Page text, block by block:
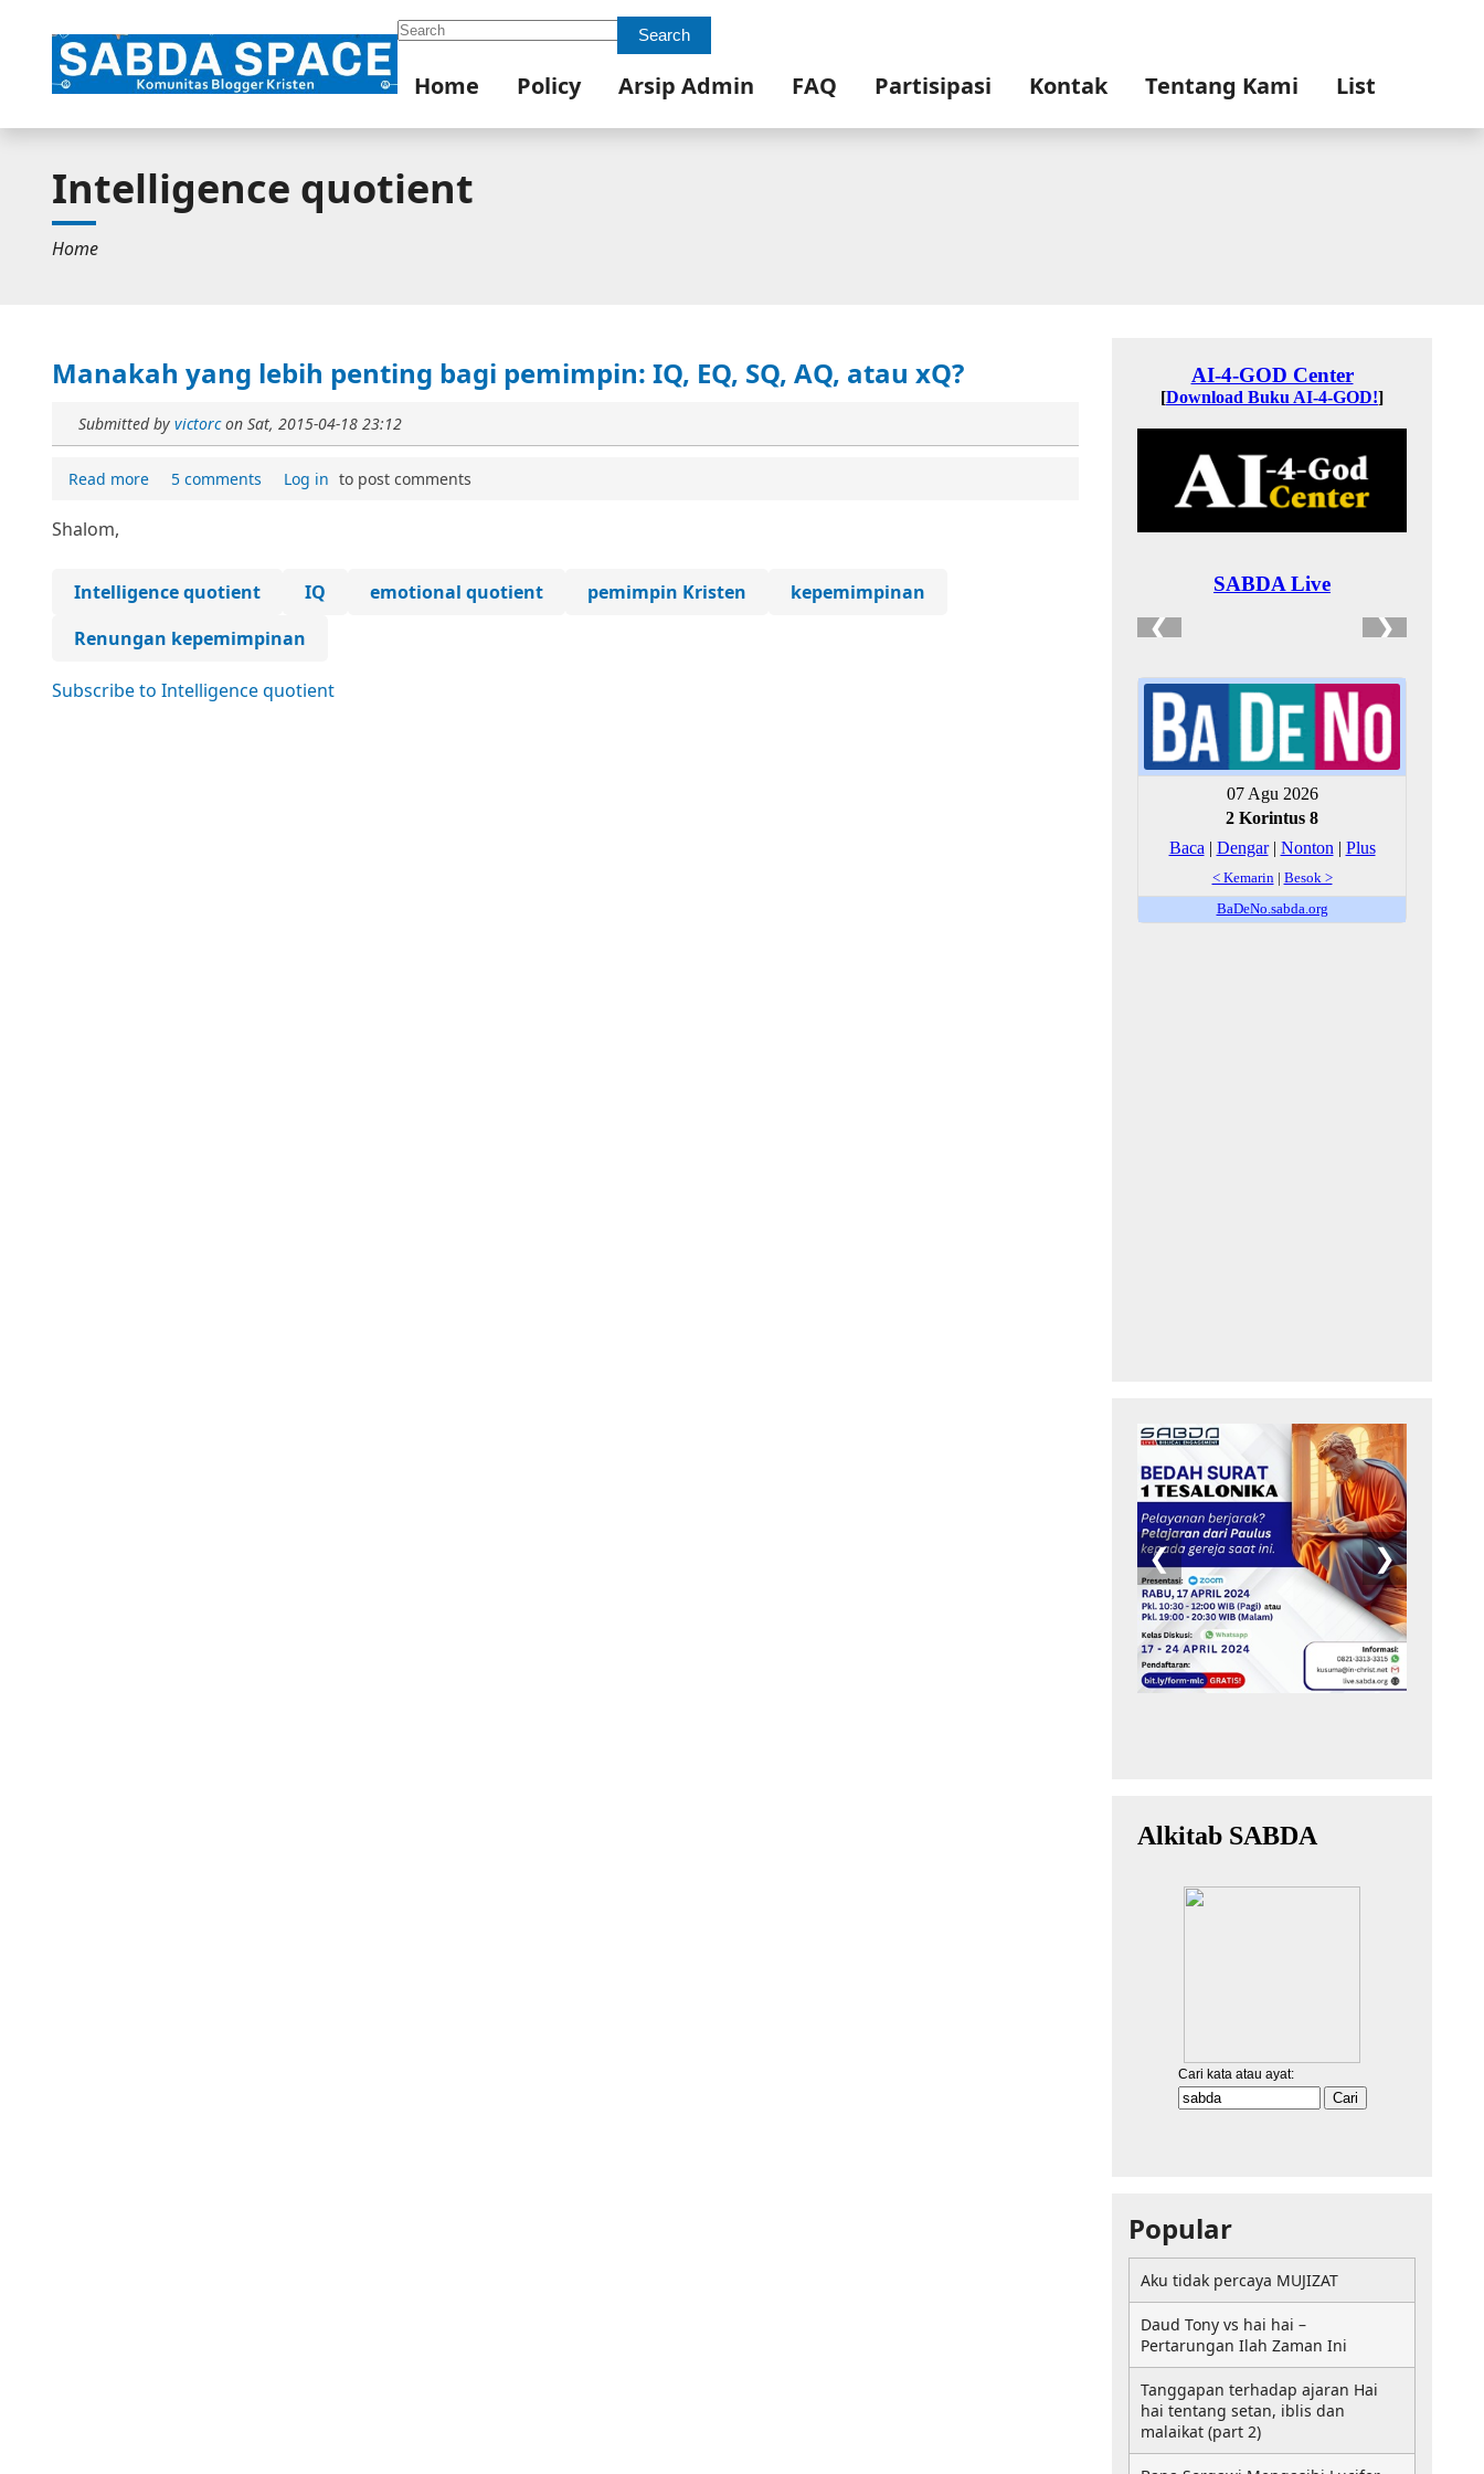
Search Search
Home Policy Arsip Admin FAQ Partisipasi Kontak Tentang Kami List
Intelligence quotient
Home
Manakah yang lebih penting bagi pemimpin: IQ, EQ, SQ, AQ, atau xQ?
Submitted by victorcon Sat, 2015-04-18 23:12
Read more 5 comments Log in to post comments
Shalom,
Intelligence quotient IQ emotional quotient pemimpin Kristen
kepemimpinan
Renungan kepemimpinan
Subscribe to Intelligence quotient
Popular
Aku tidak percaya MUJIZAT
Daud Tony vs hai hai –
Pertarungan Ilah Zaman Ini
Tanggapan terhadap ajaran Hai
hai tentang setan, iblis dan
malaikat (part 2)